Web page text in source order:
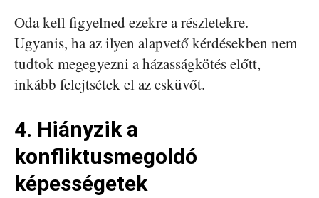
Oda kell figyelned ezekre a részletekre.
Ugyanis, ha az ilyen alapvető kérdésekben nem
tudtok megegyezni a házasságkötés előtt,
inkább felejtsétek el az esküvőt.
4. Hiányzik a
konfliktusmegoldó
képességetek